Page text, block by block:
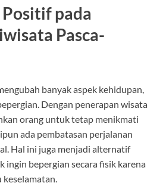
pada
Pasca-
banyak aspek kehidupan,
Dengan penerapan wisata
orang untuk tetap menikmati
ada pembatasan perjalanan
Hal ini juga menjadi alternatif
ingin bepergian secara fisik karena
keselamatan.